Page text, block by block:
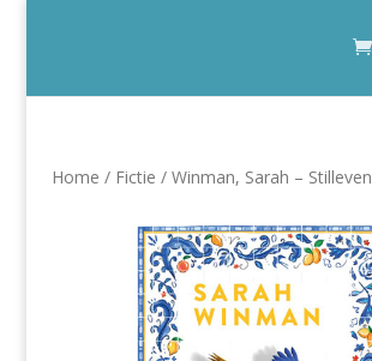
Home / Fictie / Winman, Sarah – Stilleven